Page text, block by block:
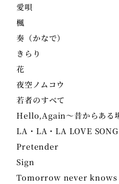
愛唄
楓
奏（かなで）
きらり
花
夜空ノムコウ
若者のすべて
Hello,Again～昔からある
LA・LA・LA LOVE SONG
Pretender
Sign
Tomorrow never